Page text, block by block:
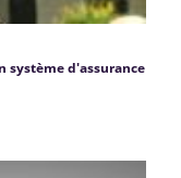
système d'assurance